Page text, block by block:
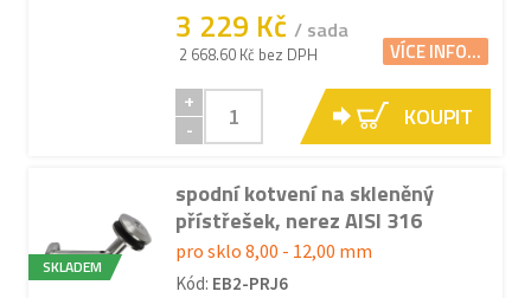
3 229 Kč / sada
2 668.60 Kč bez DPH VÍCE INFO...
+
-
KOUPIT
SKLADEM
spodní kotvení na skleněný
přístřešek, nerez AISI 316
pro sklo 8,00 - 12,00 mm
Kód: EB2-PRJ6